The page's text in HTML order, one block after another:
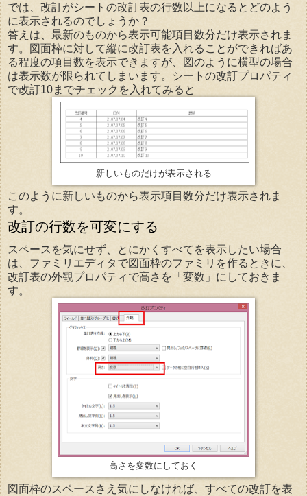
では、改訂がシートの改訂表の行数以上になるとどのよう
に表示されるのでしょうか？
答えは、最新のものから表示可能項目数分だけ表示されま
す。図面枠に対して縦に改訂表を入れることができればあ
る程度の項目数を表示できますが、図のように横型の場合
は表示数が限られてしまいます。シートの改訂プロパティ
で改訂10までチェックを入れてみると
新しいものだけが表示される
このように新しいものから表示項目数分だけ表示されま
す。
改訂の行数を可変にする
スペースを気にせず、とにかくすべてを表示したい場合
は、ファミリエディタで図面枠のファミリを作るときに、
改訂表の外観プロパティで高さを「変数」にしておきま
す。
高さを変数にしておく
図面枠のスペースさえ気にしなければ、すべての改訂を表